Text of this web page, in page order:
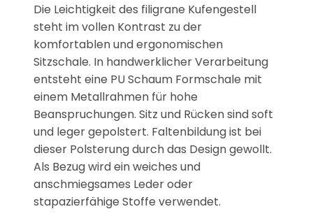
Die Leichtigkeit des filigrane Kufengestell
steht im vollen Kontrast zu der
komfortablen und ergonomischen
Sitzschale. In handwerklicher Verarbeitung
entsteht eine PU Schaum Formschale mit
einem Metallrahmen für hohe
Beanspruchungen. Sitz und Rücken sind soft
und leger gepolstert. Faltenbildung ist bei
dieser Polsterung durch das Design gewollt.
Als Bezug wird ein weiches und
anschmiegsames Leder oder
stapazierfähige Stoffe verwendet.